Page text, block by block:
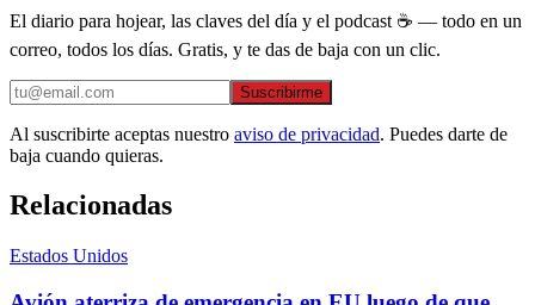
El diario para hojear, las claves del día y el podcast ☕ — todo en un
correo, todos los días. Gratis, y te das de baja con un clic.
Suscribirme
Al suscribirte aceptas nuestro aviso de privacidad. Puedes darte de
baja cuando quieras.
Relacionadas
Estados Unidos